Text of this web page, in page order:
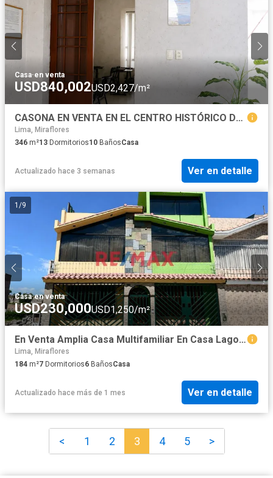
Casa·en venta
USD840,002USD2,427/m²
CASONA EN VENTA EN EL CENTRO HISTÓRICO DE AREQUIPA – A MINUTOS DE LA PLAZA DE ARMAS
Lima, Miraflores
346 m²13 Dormitorios10 BañosCasa
Actualizado hace 3 semanas Ver en detalle
1 /9
Casa·en venta
USD230,000USD1,250/m²
En Venta Amplia Casa Multifamiliar En Casa Lago San Jose - Cercado
Lima, Miraflores
184 m²7 Dormitorios6 BañosCasa
Actualizado hace más de 1 mes Ver en detalle
< 1 2 3 4 5 >